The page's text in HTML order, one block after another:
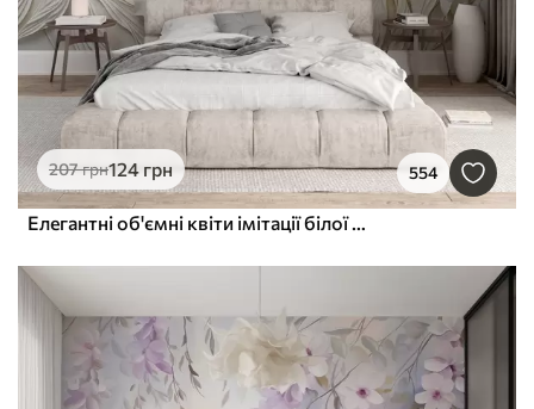
207грн124 грн 554
Елегантні об'ємні квіти імітації білої півонії з м'якими пелюстками та пастельно-жовтими серединками на світлому фоні